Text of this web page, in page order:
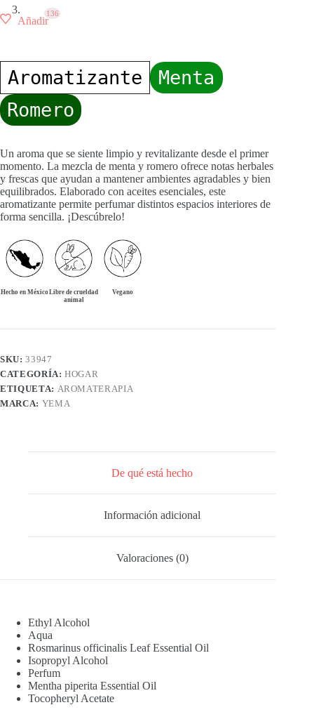
Añadir
136
Aromatizante
Menta
Romero
Un aroma que se siente limpio y revitalizante desde el primer
momento. La mezcla de menta y romero ofrece notas herbales
y frescas que ayudan a mantener ambientes agradables y bien
equilibrados. Elaborado con aceites esenciales, este
aromatizante permite perfumar distintos espacios interiores de
forma sencilla. ¡Descúbrelo!
Hecho en MéxicoLibre de crueldad
animal
Vegano
SKU:33947
CATEGORÍA:HOGAR
ETIQUETA: AROMATERAPIA
MARCA: YEMA
De qué está hecho
Información adicional
Valoraciones (0)
Ethyl Alcohol
Aqua
Rosmarinus officinalis Leaf Essential Oil
Isopropyl Alcohol
Perfum
Mentha piperita Essential Oil
Tocopheryl Acetate